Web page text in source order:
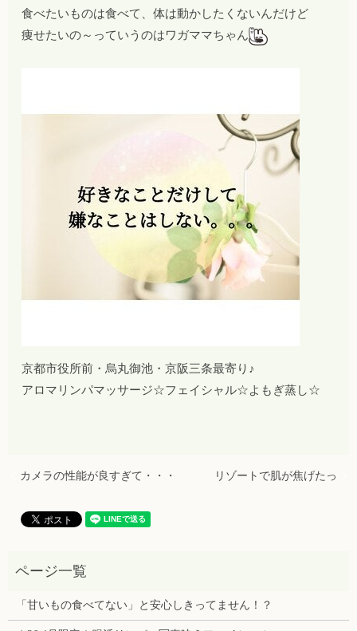
食べたいものは食べて、体は動かしたくないんだけど
痩せたいの～っていうのはワガママちゃん
京都市役所前・烏丸御池・京阪三条最寄り♪
アロマリンパマッサージ☆フェイシャル☆よもぎ蒸し☆
カメラの性能が良すぎて・・・ リゾートで肌が焦げたっ
「甘いもの食べてない」と安心しきってません！？